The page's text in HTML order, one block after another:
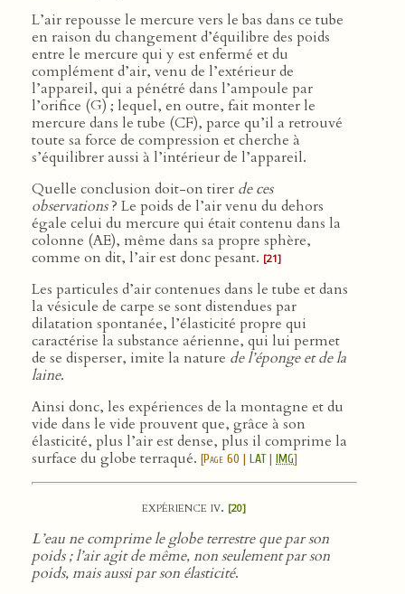
L’air repousse le mercure vers le bas dans ce tube
en raison du changement d’équilibre des poids
entre le mercure qui y est enfermé et du
complément d’air, venu de l’extérieur de
l’appareil, qui a pénétré dans l’ampoule par
l’orifice (G) ; lequel, en outre, fait monter le
mercure dans le tube (CF), parce qu’il a retrouvé
toute sa force de compression et cherche à
s’équilibrer aussi à l’intérieur de l’appareil.
Quelle conclusion doit-on tirer de ces
observations? Le poids de l’air venu du dehors
égale celui du mercure qui était contenu dans la
colonne (AE), même dans sa propre sphère,
comme on dit, l’air est donc pesant. [21]
Les particules d’air contenues dans le tube et dans
la vésicule de carpe se sont distendues par
dilatation spontanée, l’élasticité propre qui
caractérise la substance aérienne, qui lui permet
de se disperser, imite la nature de l’éponge et de la
laine.
Ainsi donc, les expériences de la montagne et du
vide dans le vide prouvent que, grâce à son
élasticité, plus l’air est dense, plus il comprime la
surface du globe terraqué. [Page 60 | LAT| IMG]
expérience iv. [20]
L’eau ne comprime le globe terrestre que par son
poids ; l’air agit de même, non seulement par son
poids, mais aussi par son élasticité.